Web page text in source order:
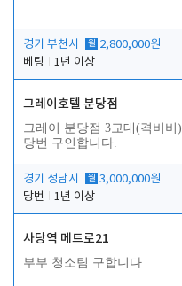
경기 부천시 월 2,800,000원
베팅
1년 이상
그레이호텔 분당점
그레이 분당점 3교대(격비비)
당번 구인합니다.
경기 성남시 월 3,000,000원
당번
1년 이상
사당역 메트로21
부부 청소팀 구합니다